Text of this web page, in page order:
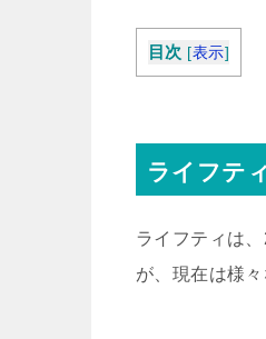
目次 [表示]
ライフテ
ライフティは
が、現在は様